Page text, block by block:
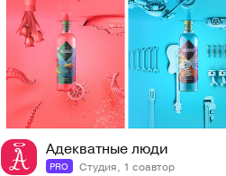
Адекватные люди
PRO Студия, 1 соавтор